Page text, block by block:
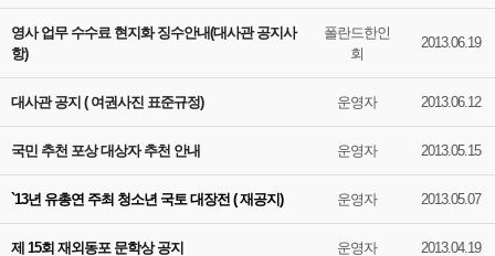
영사 업무 수수료 현지화 징수안내(대사관 공지사
항)
폴란드한인
회
2013.06.19
대사관 공지 ( 여권사진 표준규정) 운영자 2013.06.12
국민 추천 포상 대상자 추천 안내 운영자 2013.05.15
`13년 유총연 주최 청소년 국토 대장전 ( 재공지) 운영자 2013.05.07
제 15회 재외동포 문학상 공지 운영자 2013.04.19